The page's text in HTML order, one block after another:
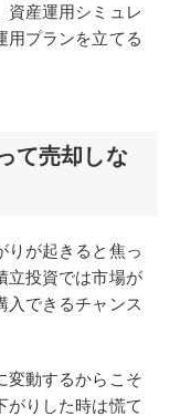
資産運用シミュレ
用プランを立てる
て売却しな
りが起きると焦っ
立投資では市場が
入できるチャンス
変動するからこそ
がりした時は慌て